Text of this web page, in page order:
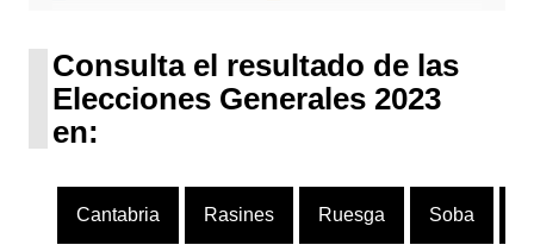
Consulta el resultado de las
Elecciones Generales 2023
en:
Cantabria Rasines Ruesga Soba